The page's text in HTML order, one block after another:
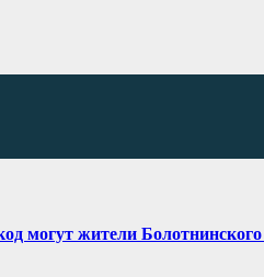
могут жители Болотнинского